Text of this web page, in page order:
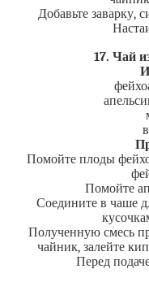
Добавьте заварку,
17. Чай
Помойте плоды
Помойте
Соедините в чаше
Полученную смесь
чайник, залейте
Перед